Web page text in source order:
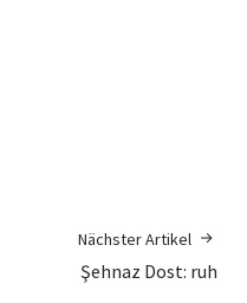
Nächster Artikel
Şehnaz Dost: ruh